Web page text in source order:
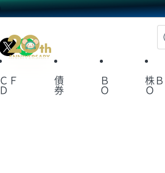
X
ＣＦ
Ｄ
債
券
Ｂ
Ｏ
株Ｂ
Ｏ